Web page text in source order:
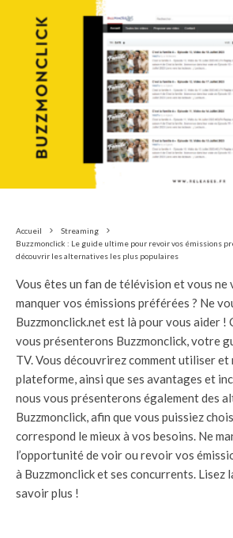
Accueil
Streaming
Buzzmonclick : Le guide ultime pour revoir vos émissions
découvrir les alternatives les plus populaires
Vous êtes un fan de télévision et vous ne
manquer vos émissions préférées ? Ne
Buzzmonclick.net est là pour vous aider !
vous présenterons Buzzmonclick, votre
TV. Vous découvrirez comment utiliser
plateforme, ainsi que ses avantages et
nous vous présenterons également des
Buzzmonclick, afin que vous puissiez
correspond le mieux à vos besoins. Ne
l’opportunité de voir ou revoir vos
à Buzzmonclick et ses concurrents. Lisez
savoir plus !